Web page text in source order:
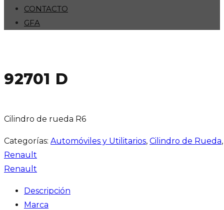
CONTACTO
GFA
92701 D
Cilindro de rueda R6
Categorías: Automóviles y Utilitarios, Cilindro de Rueda
Renault
Renault
Descripción
Marca